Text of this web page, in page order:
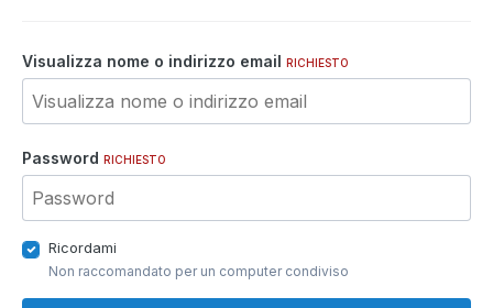
Visualizza nome o indirizzo email RICHIESTO
Password RICHIESTO
Ricordami
Non raccomandato per un computer condiviso